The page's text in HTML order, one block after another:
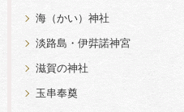
海（かい）神社
淡路島・伊弉諾神宮
滋賀の神社
玉串奉奠